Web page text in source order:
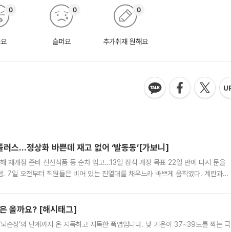
0
슬퍼요
0
추가취재 원해요
0
스…정상화 바쁜데 재고 없어 ‘발동동’[가보니]
재개점 준비 신선식품 등 순차 입고…13일 정식 개장 목표 22일 만에 다시 문을
. 7일 오전부터 직원들은 비어 있는 진열대를 채우느라 바쁘게 움직였다. 계란과
올까요? [해시태그]
손상’의 단계까지 온 지독하고 지독한 폭염입니다. 낮 기온이 37~39도를 찍는 극